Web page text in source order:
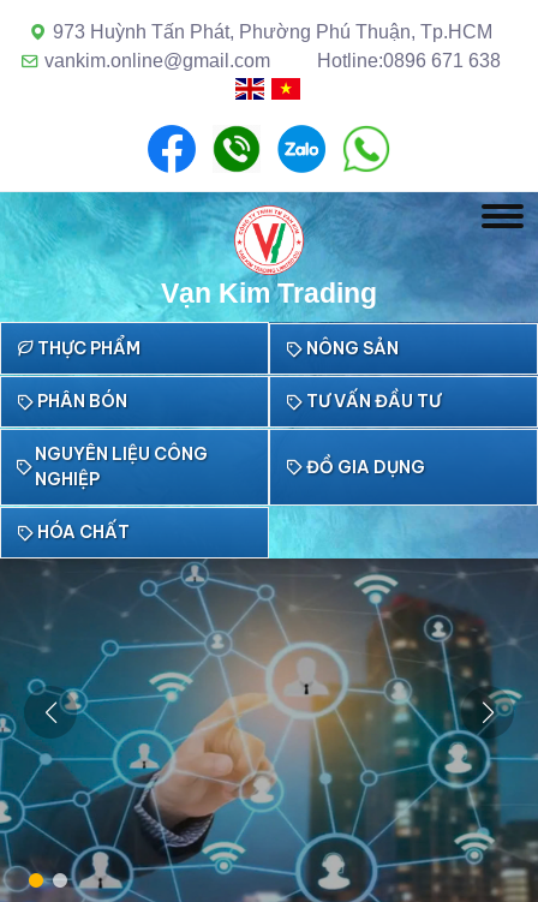
973 Huỳnh Tấn Phát, Phường Phú Thuận, Tp.HCM
vankim.online@gmail.com
Hotline:0896 671 638
Vạn Kim Trading
THỰC PHẨM NÔNG SẢN
PHÂN BÓN TƯ VẤN ĐẦU TƯ
NGUYÊN LIỆU CÔNG
NGHIỆP
ĐỒ GIA DỤNG
HÓA CHẤT